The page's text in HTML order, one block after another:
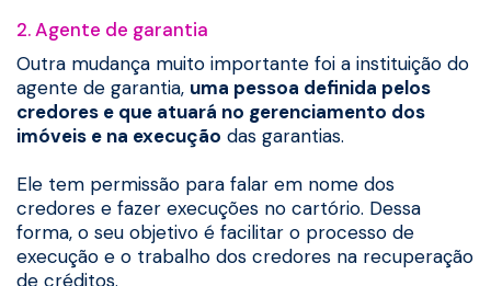
2. Agente de garantia
Outra mudança muito importante foi a instituição do
agente de garantia, uma pessoa definida pelos
credores e que atuará no gerenciamento dos
imóveis e na execução das garantias.
Ele tem permissão para falar em nome dos
credores e fazer execuções no cartório. Dessa
forma, o seu objetivo é facilitar o processo de
execução e o trabalho dos credores na recuperação
de créditos.